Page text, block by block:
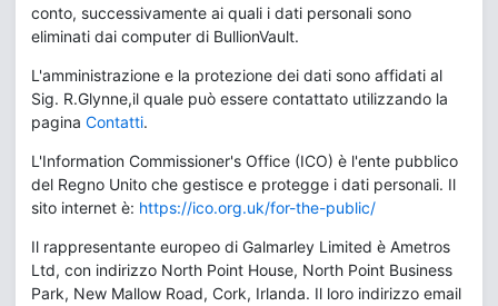
conto, successivamente ai quali i dati personali sono
eliminati dai computer di BullionVault.
L'amministrazione e la protezione dei dati sono affidati al
Sig. R.Glynne,il quale può essere contattato utilizzando la
pagina Contatti.
L'Information Commissioner's Office (ICO) è l'ente pubblico
del Regno Unito che gestisce e protegge i dati personali. Il
sito internet è: https://ico.org.uk/for-the-public/
Il rappresentante europeo di Galmarley Limited è Ametros
Ltd, con indirizzo North Point House, North Point Business
Park, New Mallow Road, Cork, Irlanda. Il loro indirizzo email